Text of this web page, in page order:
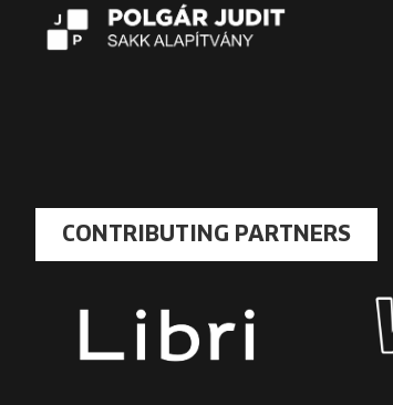
CONTRIBUTING PARTNERS